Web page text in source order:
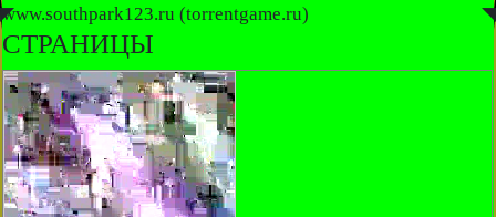
www.southpark123.ru (torrentgame.ru)
◤ ◥
СТРАНИЦЫ